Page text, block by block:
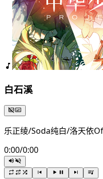
白石溪
乐正绫/Soda纯白/洛天依
0:00/0:00